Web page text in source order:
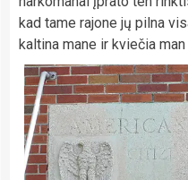
kad tame rajone jų pilna
kaltina mane ir kviečia man